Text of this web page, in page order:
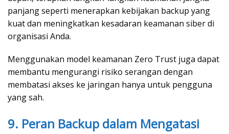
panjang seperti menerapkan kebijakan backup yang
kuat dan meningkatkan kesadaran keamanan siber di
organisasi Anda.
Menggunakan model keamanan Zero Trust juga dapat
membantu mengurangi risiko serangan dengan
membatasi akses ke jaringan hanya untuk pengguna
yang sah.
9. Peran Backup dalam Mengatasi